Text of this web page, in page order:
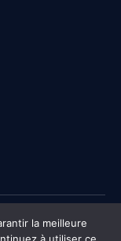
la meilleure